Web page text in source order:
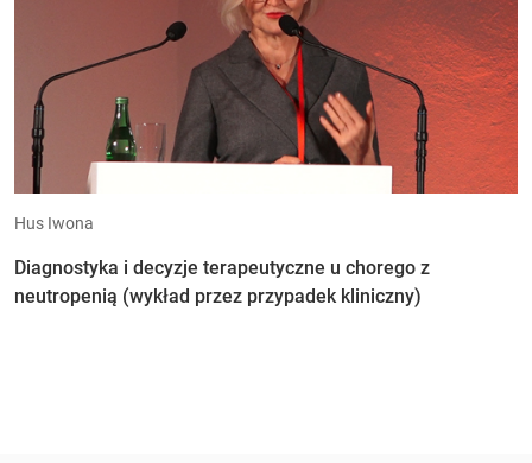
Hus Iwona
Diagnostyka i decyzje terapeutyczne u chorego z
neutropenią (wykład przez przypadek kliniczny)